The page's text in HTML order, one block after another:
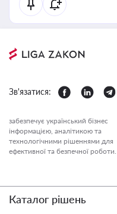
Зв'язатися:
забезпечує український бізнес
інформацією, аналітикою та
технологічними рішеннями для
ефективної та безпечної роботи.
Каталог рішень